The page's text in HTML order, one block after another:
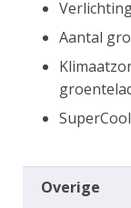
Aantal
Overige